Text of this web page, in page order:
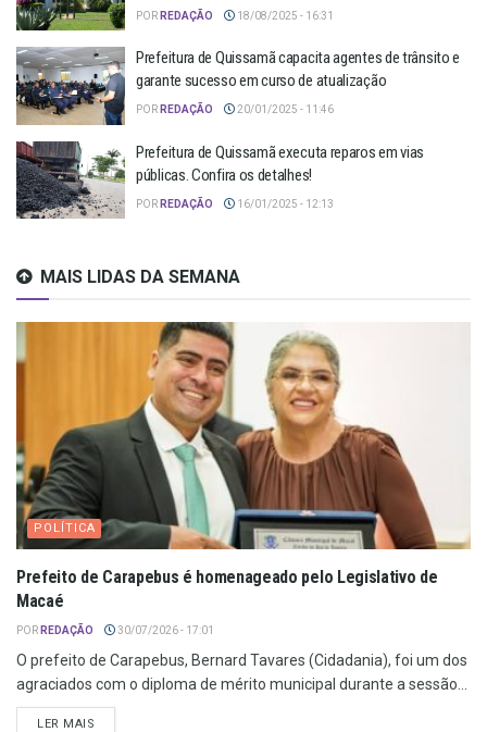
POR REDAÇÃO 18/08/2025 - 16:31
Prefeitura de Quissamã capacita agentes de trânsito e
garante sucesso em curso de atualização
POR REDAÇÃO 20/01/2025 - 11:46
Prefeitura de Quissamã executa reparos em vias
públicas. Confira os detalhes!
POR REDAÇÃO 16/01/2025 - 12:13
MAIS LIDAS DA SEMANA
POLÍTICA
Prefeito de Carapebus é homenageado pelo Legislativo de
Macaé
POR REDAÇÃO 30/07/2026 - 17:01
O prefeito de Carapebus, Bernard Tavares (Cidadania), foi um dos
agraciados com o diploma de mérito municipal durante a sessão...
LER MAIS